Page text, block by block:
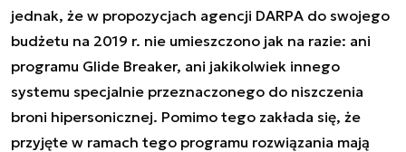
jednak, że w propozycjach agencji DARPA do swojego
budżetu na 2019 r. nie umieszczono jak na razie: ani
programu Glide Breaker, ani jakikolwiek innego
systemu specjalnie przeznaczonego do niszczenia
broni hipersonicznej. Pomimo tego zakłada się, że
przyjęte w ramach tego programu rozwiązania mają